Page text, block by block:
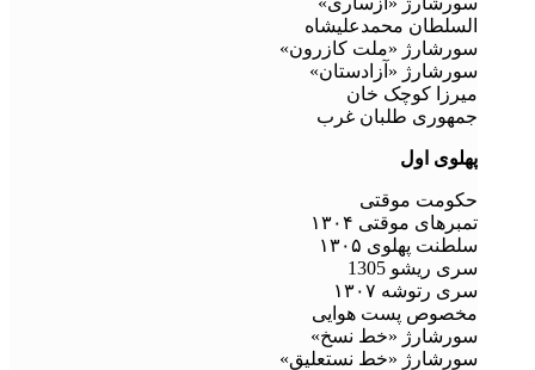
السلطان محمدعلیشاه
سورشارژ «ملت کازرون»
سورشارژ «آزادستان»
میرزا کوچک خان
جمهوری طلبان غرب
پهلوی اول
حکومت موقتی
تمبرهای موقتی ۱۳۰۴
سلطنت پهلوی ۱۳۰۵
سری ریشو 1305
سری رتوشه ۱۳۰۷
مخصوص پست هوایی
سورشارژ «خط نسخ»
سورشارژ «خط نستعلیق»